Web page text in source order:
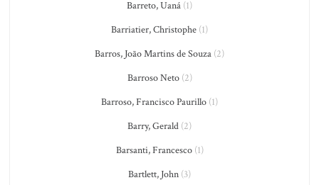
Barreto, Uaná (1)
Barriatier, Christophe (1)
Barros, João Martins de Souza (2)
Barroso Neto(2)
Barroso, Francisco Paurillo (1)
Barry, Gerald (2)
Barsanti, Francesco(1)
Bartlett, John (3)